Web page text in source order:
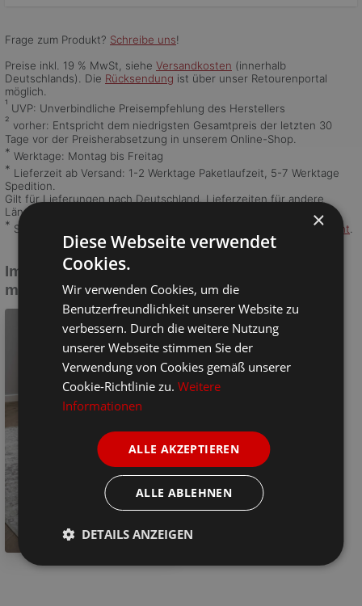
Frage zum Produkt? Schreibe uns!
Preise inkl. 19 % MwSt, siehe Versandkosten (innerhalb
Deutschlands). Die Rücksendung ist über unser Retourenportal
möglich.
¹ UVP: Unverbindliche Preisempfehlung des Herstellers
² vorher: Entspricht dem niedrigsten Gesamtpreis der letzten 30
Tage vor der Preisherabsetzung in unserem Online-Shop.
* Werktage: Montag bis Freitag
* Lieferzeit ab Versand: 1-2 Werktage Paketlaufzeit, 5-7 Werktage
Spedition.
Gilt für Lieferungen nach Deutschland. Lieferzeiten für andere
Länder und Informationen zur Berechnung des Liefertermins hier.
* Speditionsartikel: Speditionskosten siehe Versandkostenübersicht.
Impressionen zu Armlehnstuhl Alva aus
massiver Kiefer und Eiche:
G&K Armlehnstuhl Alva aus massiver Kiefer und Eiche,
×
Diese Webseite verwendet
Cookies.
Wir verwenden Cookies, um die
Benutzerfreundlichkeit unserer Website zu
verbessern. Durch die weitere Nutzung
unserer Webseite stimmen Sie der
Verwendung von Cookies gemäß unserer
Cookie-Richtlinie zu.Weitere
Informationen
ALLE AKZEPTIEREN
ALLE ABLEHNEN
DETAILS ANZEIGEN